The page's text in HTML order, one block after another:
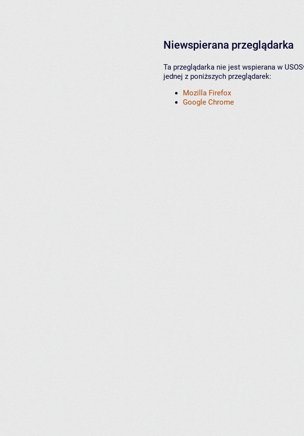
Niewspierana przeglądarka
Ta przeglądarka nie jest wspierana w
jednej z poniższych przeglądarek:
Mozilla Firefox
Google Chrome